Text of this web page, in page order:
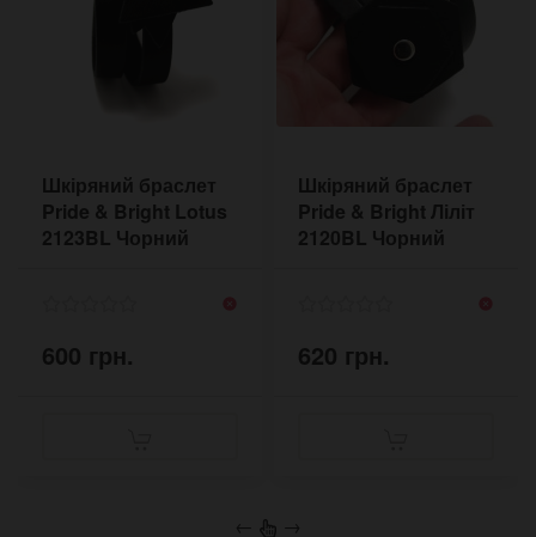
Шкіряний браслет
Pride & Bright Lotus
2123BL Чорний
600 грн.
Шкіряний браслет
Pride & Bright Ліліт
2120BL Чорний
620 грн.
← →